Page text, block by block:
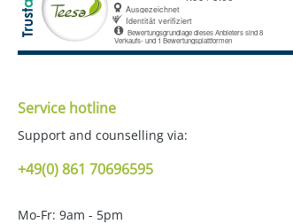
Service hotline
Support and counselling via:
+49(0) 861 70696595
Mo-Fr: 9am - 5pm